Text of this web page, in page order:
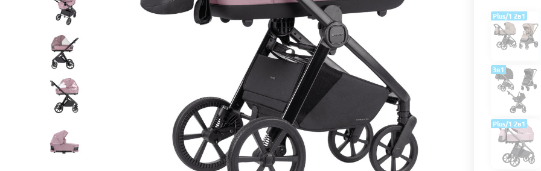
Plus/1 2в1
3в1
Plus/1 2в1